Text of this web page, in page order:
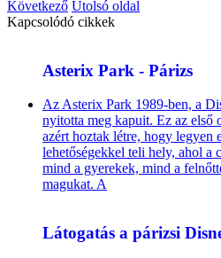
Következő Utolsó oldal
Kapcsolódó cikkek
Asterix Park - Párizs
Az Asterix Park 1989-ben, a
nyitotta meg kapuit. Ez az első
azért hoztak létre, hogy legyen
lehetőségekkel teli hely, ahol a
mind a gyerekek, mind a
magukat. A
Látogatás a párizsi